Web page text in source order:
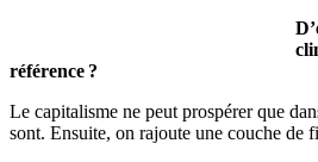
référence ?
Le capitalisme ne peut prospérer que
sont. Ensuite, on rajoute une couche de